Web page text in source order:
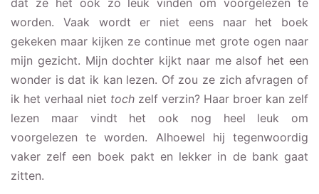
dat ze het ook zo leuk vinden om voorgelezen te
worden. Vaak wordt er niet eens naar het boek
gekeken maar kijken ze continue met grote ogen naar
mijn gezicht. Mijn dochter kijkt naar me alsof het een
wonder is dat ik kan lezen. Of zou ze zich afvragen of
ik het verhaal niet toch zelf verzin? Haar broer kan zelf
lezen maar vindt het ook nog heel leuk om
voorgelezen te worden. Alhoewel hij tegenwoordig
vaker zelf een boek pakt en lekker in de bank gaat
zitten.